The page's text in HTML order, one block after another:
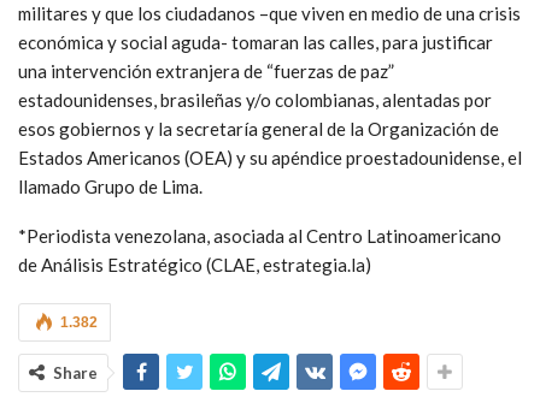
militares y que los ciudadanos –que viven en medio de una crisis
económica y social aguda- tomaran las calles, para justificar
una intervención extranjera de “fuerzas de paz”
estadounidenses, brasileñas y/o colombianas, alentadas por
esos gobiernos y la secretaría general de la Organización de
Estados Americanos (OEA) y su apéndice proestadounidense, el
llamado Grupo de Lima.
*Periodista venezolana, asociada al Centro Latinoamericano
de Análisis Estratégico (CLAE, estrategia.la)
1.382
Share